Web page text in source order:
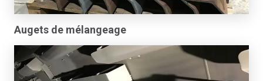
Augets de mélangeage